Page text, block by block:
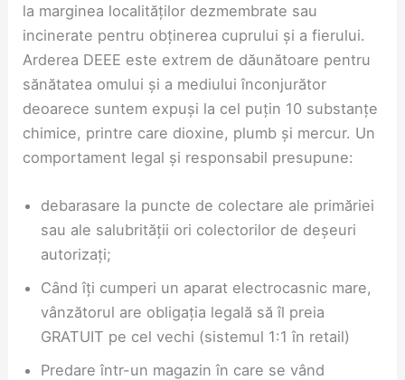
la marginea localităților dezmembrate sau
incinerate pentru obținerea cuprului și a fierului.
Arderea DEEE este extrem de dăunătoare pentru
sănătatea omului și a mediului înconjurător
deoarece suntem expuși la cel puțin 10 substanțe
chimice, printre care dioxine, plumb și mercur. Un
comportament legal și responsabil presupune:
debarasare la puncte de colectare ale primăriei
sau ale salubrității ori colectorilor de deșeuri
autorizați;
Când îți cumperi un aparat electrocasnic mare,
vânzătorul are obligația legală să îl preia
GRATUIT pe cel vechi (sistemul 1:1 în retail)
Predare într-un magazin în care se vând